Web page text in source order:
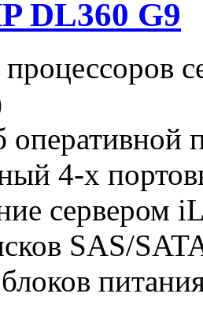
DL360 G9
4-х
сервером
SAS/